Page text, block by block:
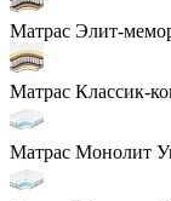
Матрас Элит-
Матрас Классик-
Матрас Монолит